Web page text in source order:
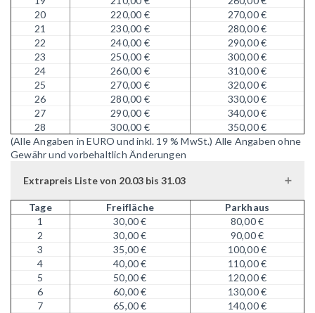
20
220,00 €
270,00 €
21
230,00 €
280,00 €
22
240,00 €
290,00 €
23
250,00 €
300,00 €
24
260,00 €
310,00 €
25
270,00 €
320,00 €
26
280,00 €
330,00 €
27
290,00 €
340,00 €
28
300,00 €
350,00 €
(Alle Angaben in EURO und inkl. 19 % MwSt.) Alle Angaben ohne
Gewähr und vorbehaltlich Änderungen
Extrapreis Liste von 20.03 bis 31.03
Tage Freifläche
Parkhaus
1
30,00 €
80,00 €
2
30,00 €
90,00 €
3
35,00 €
100,00 €
4
40,00 €
110,00 €
5
50,00 €
120,00 €
6
60,00 €
130,00 €
7
65,00 €
140,00 €